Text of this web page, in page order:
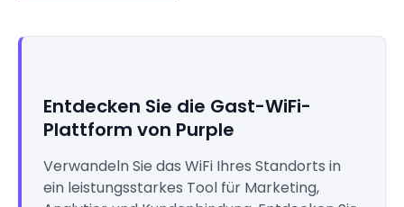
Entdecken Sie die Gast-WiFi-
Plattform von Purple
Verwandeln Sie das WiFi Ihres Standorts in
ein leistungsstarkes Tool für Marketing,